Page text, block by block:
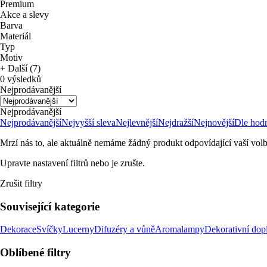
Premium
Akce a slevy
Barva
Materiál
Typ
Motiv
+ Další (7)
0 výsledků
Nejprodávanější
Nejprodávanější
NejprodávanějšíNejvyšší slevaNejlevnějšíNejdražšíNejnovějšíDle
Mrzí nás to, ale aktuálně nemáme žádný produkt odpovídající vaší
Upravte nastavení filtrů nebo je zrušte.
Zrušit filtry
Související kategorie
DekoraceSvíčkyLucernyDifuzéry a vůněAromalampyDekorativní
Oblíbené filtry